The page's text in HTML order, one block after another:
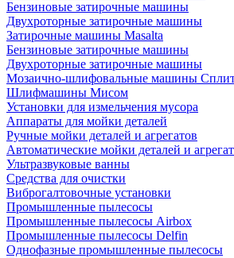
Бензиновые затирочные машины
Двухроторные затирочные машины
Затирочные машины Masalta
Бензиновые затирочные машины
Двухроторные затирочные машины
Мозаично-шлифовальные машины
Шлифмашины Мисом
Установки для измельчения мусора
Аппараты для мойки деталей
Ручные мойки деталей и агрегатов
Автоматические мойки деталей и
Ультразвуковые ванны
Средства для очистки
Виброгалтовочные установки
Промышленные пылесосы
Промышленные пылесосы Airbox
Промышленные пылесосы Delfin
Однофазные промышленные пылесосы